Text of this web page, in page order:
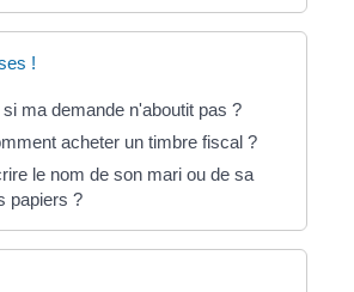
!
ma demande n'aboutit pas ?
acheter un timbre fiscal ?
le nom de son mari ou de sa
papiers ?